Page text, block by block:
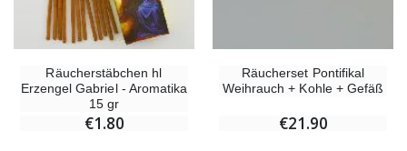
Räucherstäbchen hl
Erzengel Gabriel - Aromatika
15 gr
€1.80
Räucherset Pontifikal
Weihrauch + Kohle + Gefäß
€21.90